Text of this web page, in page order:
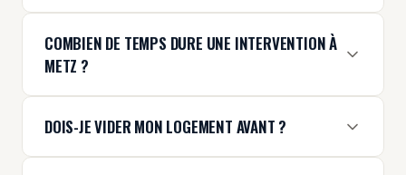
COMBIEN DE TEMPS DURE UNE INTERVENTION À
METZ ?
DOIS-JE VIDER MON LOGEMENT AVANT ?